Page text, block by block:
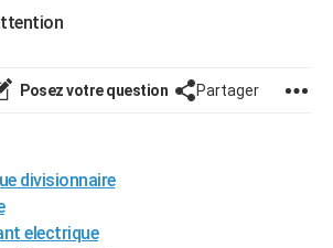
Posez votre question Partager
divisionnaire
electrique